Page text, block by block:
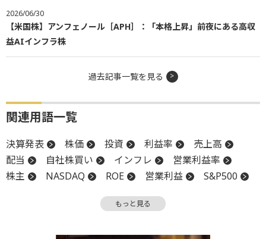
2026/06/30
【米国株】アンフェノール［APH］：「本格上昇」前夜にある高収
益AIインフラ株
過去記事一覧を見る
関連用語一覧
決算発表 株価 投資 利益率
売上高
配当
自社株買い インフレ
営業利益率
株主
NASDAQ ROE 営業利益
S&P500
決算 堅調
もっと見る